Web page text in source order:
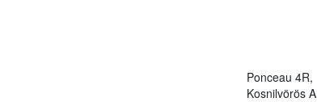
Ponceau 4R,
Kosnilvörös A